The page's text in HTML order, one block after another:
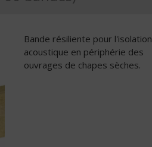
Bande résiliente pour l'isolation
acoustique en périphérie des
ouvrages de chapes sèches.